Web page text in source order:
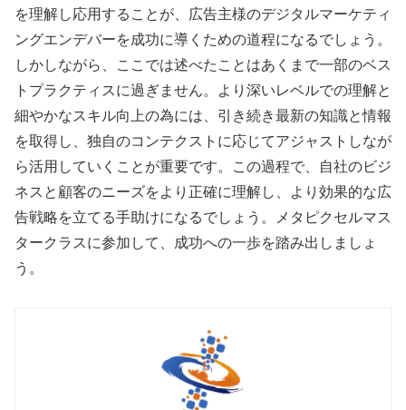
を理解し応用することが、広告主様のデジタルマーケティ
ングエンデバーを成功に導くための道程になるでしょう。
しかしながら、ここでは述べたことはあくまで一部のベス
トプラクティスに過ぎません。より深いレベルでの理解と
細やかなスキル向上の為には、引き続き最新の知識と情報
を取得し、独自のコンテクストに応じてアジャストしなが
ら活用していくことが重要です。この過程で、自社のビジ
ネスと顧客のニーズをより正確に理解し、より効果的な広
告戦略を立てる手助けになるでしょう。メタピクセルマス
タークラスに参加して、成功への一歩を踏み出しましょ
う。